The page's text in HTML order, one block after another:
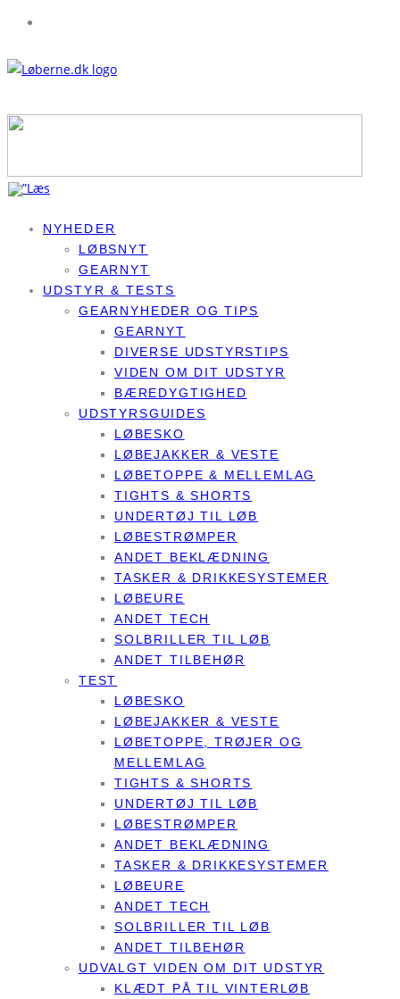
NYHEDER
LØBSNYT
GEARNYT
UDSTYR & TESTS
GEARNYHEDER OG TIPS
GEARNYT
DIVERSE UDSTYRSTIPS
VIDEN OM DIT UDSTYR
BÆREDYGTIGHED
UDSTYRSGUIDES
LØBESKO
LØBEJAKKER & VESTE
LØBETOPPE & MELLEMLAG
TIGHTS & SHORTS
UNDERTØJ TIL LØB
LØBESTRØMPER
ANDET BEKLÆDNING
TASKER & DRIKKESYSTEMER
LØBEURE
ANDET TECH
SOLBRILLER TIL LØB
ANDET TILBEHØR
TEST
LØBESKO
LØBEJAKKER & VESTE
LØBETOPPE, TRØJER OG
MELLEMLAG
TIGHTS & SHORTS
UNDERTØJ TIL LØB
LØBESTRØMPER
ANDET BEKLÆDNING
TASKER & DRIKKESYSTEMER
LØBEURE
ANDET TECH
SOLBRILLER TIL LØB
ANDET TILBEHØR
UDVALGT VIDEN OM DIT UDSTYR
KLÆDT PÅ TIL VINTERLØB